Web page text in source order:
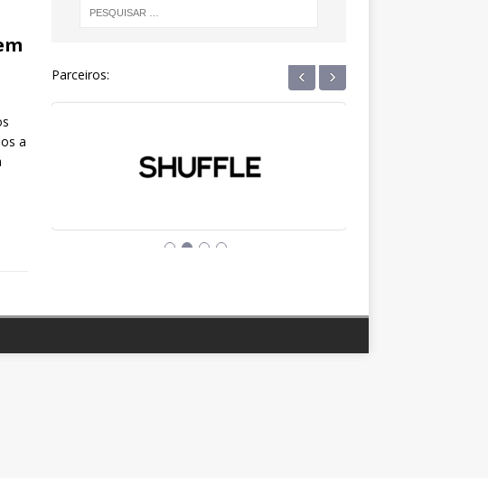
a
Parceiros: ‹ ›